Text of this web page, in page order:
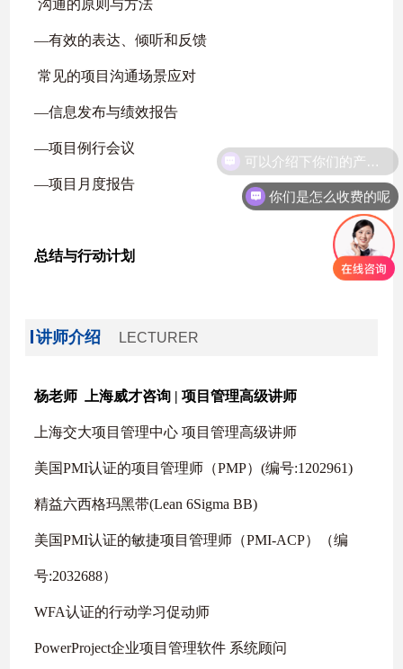
沟通的原则与方法
—有效的表达、倾听和反馈
常见的项目沟通场景应对
—信息发布与绩效报告
—项目例行会议
—项目月度报告
总结与行动计划
讲师介绍 LECTURER
杨老师 上海威才咨询 |项目管理高级讲师
上海交大项目管理中心 项目管理高级讲师
美国PMI认证的项目管理师（PMP）(编号:1202961)
精益六西格玛黑带(Lean 6Sigma BB)
美国PMI认证的敏捷项目管理师（PMI-ACP）（编
号:2032688）
WFA认证的行动学习促动师
PowerProject企业项目管理软件 系统顾问
你们是怎么收费的呢